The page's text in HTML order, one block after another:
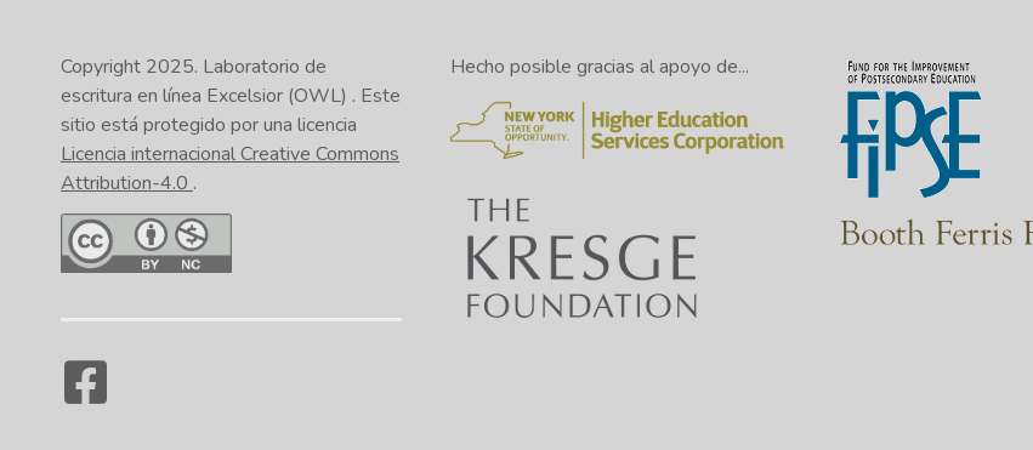
Copyright 2025. Laboratorio de
escritura en línea Excelsior (OWL) . Este
sitio está protegido por una licencia
Licencia internacional Creative Commons
Attribution-4.0 .
Hecho posible gracias al apoyo de...